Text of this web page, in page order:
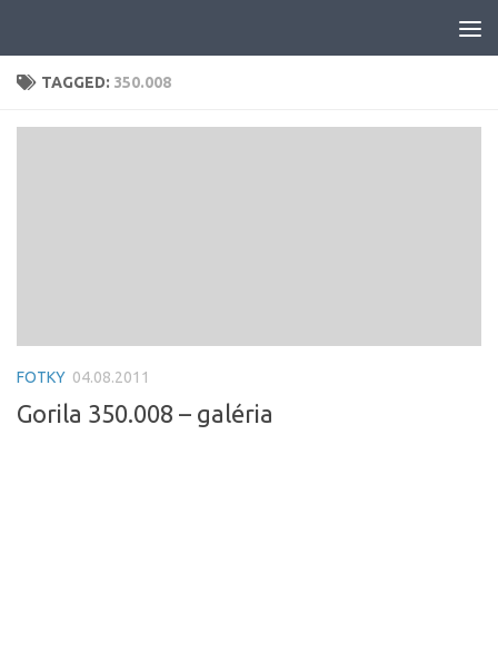
TAGGED: 350.008
FOTKY 04.08.2011
Gorila 350.008 – galéria